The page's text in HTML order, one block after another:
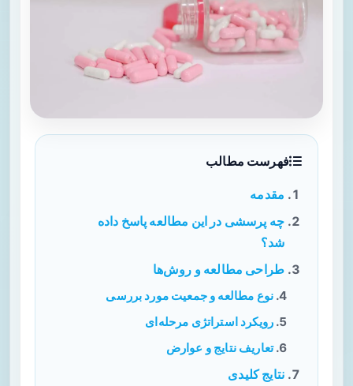
فهرست مطالب
مقدمه
چه پرسشی در این مطالعه پاسخ داده
شد؟
طراحی مطالعه و روش‌ها
نوع مطالعه و جمعیت مورد بررسی
رویکرد استراتژی مرحله‌ای
تعاریف نتایج و عوارض
نتایج کلیدی